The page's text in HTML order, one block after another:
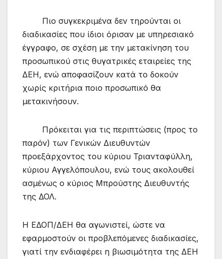
Πιο συγκεκριμένα δεν τηρούνται οι
διαδικασίες που ίδιοι όρισαν με υπηρεσιακό
έγγραφο, σε σχέση με την μετακίνηση του
προσωπικού στις θυγατρικές εταιρείες της
ΔΕΗ, ενώ αποφασίζουν κατά το δοκούν
χωρίς κριτήρια ποιο προσωπικό θα
μετακινήσουν.
Πρόκειται για τις περιπτώσεις (προς το
παρόν) των Γενικών Διευθυντών
προεξάρχοντος του κύριου Τριανταφύλλη,
κύριου Αγγελόπουλου, ενώ τους ακολουθεί
ασμένως ο κύριος Μπρούστης Διευθυντής
της ΔΟΛ.
Η ΕΔΟΠ/ΔΕΗ θα αγωνιστεί, ώστε να
εφαρμοστούν οι προβλεπόμενες διαδικασίες,
γιατί την ενδιαφέρει η βιωσιμότητα της ΔΕΗ